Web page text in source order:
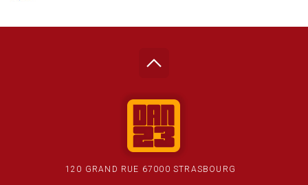
120 GRAND RUE 67000 STRASBOURG